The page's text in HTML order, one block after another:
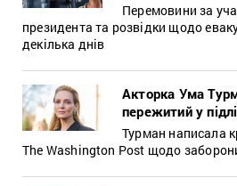
Перемовини за
президента та розвідки щодо
декілька днів
Акторка Ума
пережитий у
Турман написала
The Washington Post щодо заборони